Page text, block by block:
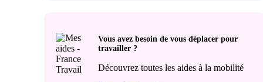
Vous avez besoin de vous déplacer pour
travailler ?
Découvrez toutes les aides à la mobilité